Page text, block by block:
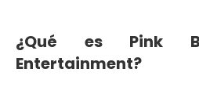
¿Qué es Pink
Entertainment?